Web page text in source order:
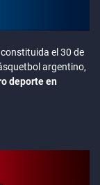
el 30 de
argentino,
deporte en